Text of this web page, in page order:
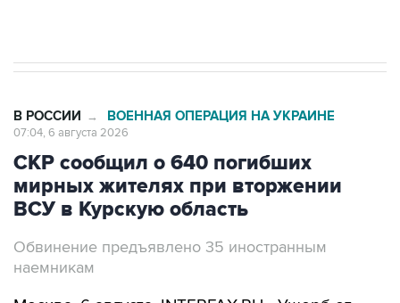
В РОССИИ → ВОЕННАЯ ОПЕРАЦИЯ НА УКРАИНЕ
07:04, 6 августа 2026
СКР сообщил о 640 погибших
мирных жителях при вторжении
ВСУ в Курскую область
Обвинение предъявлено 35 иностранным
наемникам